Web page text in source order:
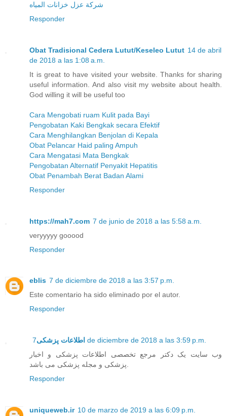
شركة عزل خزانات المياه
Responder
Obat Tradisional Cedera Lutut/Keseleo Lutut 14 de abril
de 2018 a las 1:08 a.m.
It is great to have visited your website. Thanks for sharing
useful information. And also visit my website about health.
God willing it will be useful too
Cara Mengobati ruam Kulit pada Bayi
Pengobatan Kaki Bengkak secara Efektif
Cara Menghilangkan Benjolan di Kepala
Obat Pelancar Haid paling Ampuh
Cara Mengatasi Mata Bengkak
Pengobatan Alternatif Penyakit Hepatitis
Obat Penambah Berat Badan Alami
Responder
https://mah7.com 7 de junio de 2018 a las 5:58 a.m.
veryyyyy gooood
Responder
eblis 7 de diciembre de 2018 a las 3:57 p.m.
Este comentario ha sido eliminado por el autor.
Responder
اطلاعات پزشکی 7 de diciembre de 2018 a las 3:59 p.m.
وب سایت یک دکتر مرجع تخصصی اطلاعات پزشکی و اخبار
پزشکی و مجله پزشکی می باشد.
Responder
uniqueweb.ir 10 de marzo de 2019 a las 6:09 p.m.